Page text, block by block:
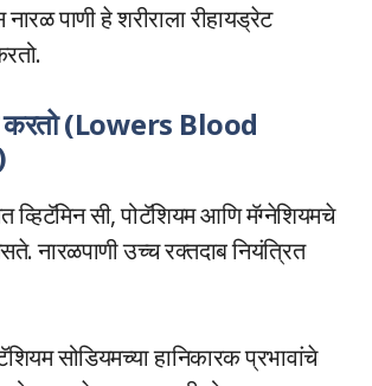
पाणी हे शरीराला रीहायड्रेट
करतो (Lowers Blood
व्हिटॅमिन सी, पोटॅशियम आणि मॅग्नेशियमचे
नारळपाणी उच्च रक्तदाब नियंत्रित
सोडियमच्या हानिकारक प्रभावांचे